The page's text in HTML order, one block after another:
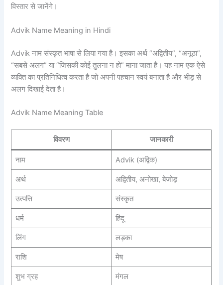
विस्तार से जानेंगे।
Advik Name Meaning in Hindi
Advik नाम संस्कृत भाषा से लिया गया है। इसका अर्थ “अद्वितीय”, “अनूठा”,
“सबसे अलग” या “जिसकी कोई तुलना न हो” माना जाता है। यह नाम एक ऐसे
व्यक्ति का प्रतिनिधित्व करता है जो अपनी पहचान स्वयं बनाता है और भीड़ से
अलग दिखाई देता है।
Advik Name Meaning Table
विवरण जानकारी
नाम Advik (अद्विक)
अर्थ अद्वितीय, अनोखा, बेजोड़
उत्पत्ति संस्कृत
धर्म हिंदू
लिंग लड़का
राशि मेष
शुभ ग्रह मंगल